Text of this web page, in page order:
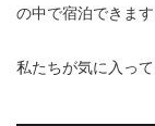
の中で宿泊できます
私たちが気に入っ